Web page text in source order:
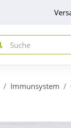
Immunsystem